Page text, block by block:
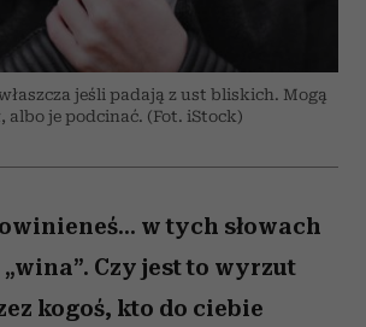
jeśli padają z ust bliskich. Mogą
albo je podcinać. (Fot. iStock)
w tych słowach
Czy jest to wyrzut
kogoś, kto do ciebie